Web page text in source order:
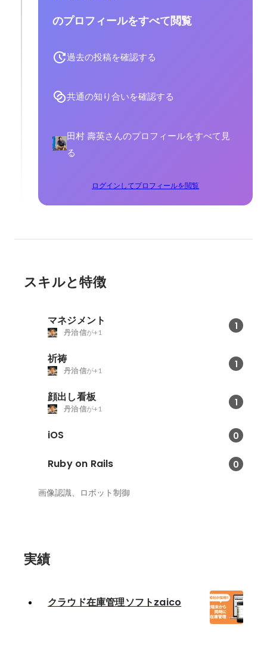
のプロフィールをすべて閲覧
過去の投稿を確認する
共通の知り合いを確認する
田村 壽英さんのプロフィールをすべて見
る
ログインしてプロフィールを閲覧
スキルと特徴
マネジメント 1
丹治 信が+1
祈祷 1
丹治 信が+1
顔出し看板 1
丹治 信が+1
iOS 0
Ruby on Rails 0
画像認識、ロボット制御
実績
クラウド在庫管理ソフトzaico